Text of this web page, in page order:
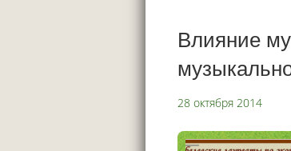
Влияние
28 октября 2014